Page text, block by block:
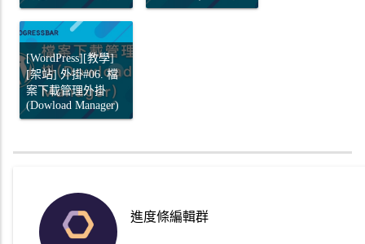
[WordPress][教學]
[架站] 外掛#06. 檔
案下載管理外掛
(Dowload Manager)
進度條編輯群